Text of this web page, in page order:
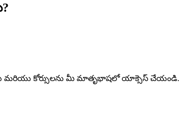
మరియు కోర్సులను మీ మాతృభాషలో యాక్సెస్ చేయండి.